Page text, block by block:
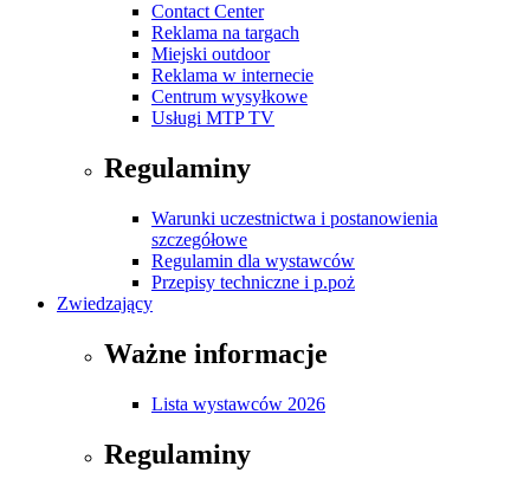
Contact Center
Reklama na targach
Miejski outdoor
Reklama w internecie
Centrum wysyłkowe
Usługi MTP TV
Regulaminy
Warunki uczestnictwa i postanowienia
szczegółowe
Regulamin dla wystawców
Przepisy techniczne i p.poż
Zwiedzający
Ważne informacje
Lista wystawców 2026
Regulaminy